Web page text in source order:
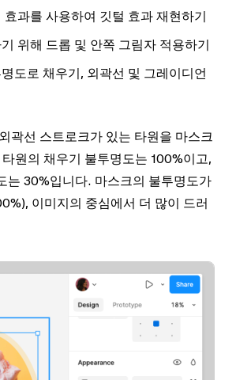
효과를 사용하여 깃털 효과 재현하기
위해 드롭 및 안쪽 그림자 적용하기
도로 채우기, 외곽선 및 그레이디언
곽선 스트로크가 있는 타원을 마스크
원의 채우기 불투명도는 100%이고,
는 30%입니다. 마스크의 불투명도가
이미지의 중심에서 더 많이 드러